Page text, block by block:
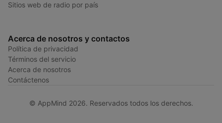
Sitios web de radio por país
Acerca de nosotros y contactos
Política de privacidad
Términos del servicio
Acerca de nosotros
Contáctenos
© AppMind 2026. Reservados todos los derechos.